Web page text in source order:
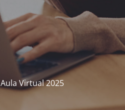
Virtual 2025